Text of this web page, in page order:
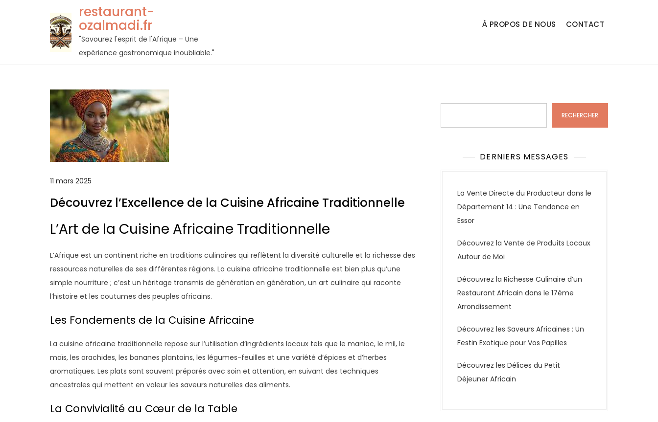
restaurant-
ozalmadi.fr
"Savourez l'esprit de l'Afrique – Une
expérience gastronomique inoubliable."
À PROPOS DE NOUS CONTACT
11 mars 2025
Découvrez l’Excellence de la Cuisine Africaine Traditionnelle
L’Art de la Cuisine Africaine Traditionnelle
L’Afrique est un continent riche en traditions culinaires qui reflètent la diversité culturelle et la richesse des
ressources naturelles de ses différentes régions. La cuisine africaine traditionnelle est bien plus qu’une
simple nourriture ; c’est un héritage transmis de génération en génération, un art culinaire qui raconte
l’histoire et les coutumes des peuples africains.
Les Fondements de la Cuisine Africaine
La cuisine africaine traditionnelle repose sur l’utilisation d’ingrédients locaux tels que le manioc, le mil, le
maïs, les arachides, les bananes plantains, les légumes-feuilles et une variété d’épices et d’herbes
aromatiques. Les plats sont souvent préparés avec soin et attention, en suivant des techniques
ancestrales qui mettent en valeur les saveurs naturelles des aliments.
La Convivialité au Cœur de la Table
RECHERCHER
DERNIERS MESSAGES
La Vente Directe du Producteur dans le
Département 14 : Une Tendance en
Essor
Découvrez la Vente de Produits Locaux
Autour de Moi
Découvrez la Richesse Culinaire d’un
Restaurant Africain dans le 17ème
Arrondissement
Découvrez les Saveurs Africaines : Un
Festin Exotique pour Vos Papilles
Découvrez les Délices du Petit
Déjeuner Africain